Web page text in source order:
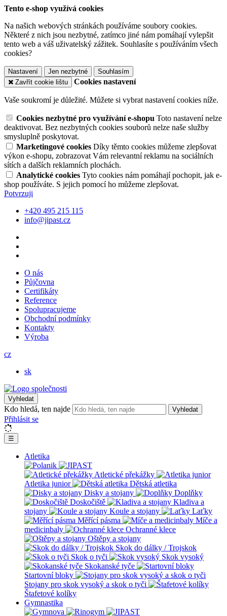
Tento e-shop využívá cookies
Na našich webových stránkách používáme soubory cookies.
Některé z nich jsou nezbytné, zatímco jiné nám pomáhají vylepšit
tento web a váš uživatelský zážitek. Souhlasíte s používáním všech
cookies?
Nastavení Jen nezbytné
Souhlasím
Zavřít cookie lištu
Cookies nastavení
Vaše soukromí je důležité. Můžete si vybrat nastavení cookies níže.
Cookies nezbytné pro využívání e-shopu Toto nastavení nelze
deaktivovat. Bez nezbytných cookies souborů nelze naše služby
smysluplně poskytovat.
Marketingové cookies Díky těmto cookies můžeme zlepšovat
výkon e-shopu, zobrazovat Vám relevantní reklamu na sociálních
sítích a dalších reklamních plochách.
Analytické cookies Tyto cookies nám pomáhají pochopit, jak e-
shop používáte. S jejich pomocí ho můžeme zlepšovat.
Potvrzuji
+420 495 215 115
info@jipast.cz
O nás
Půjčovna
Certifikáty
Reference
Spolupracujeme
Obchodní podmínky
Kontakty
Výroba
cz
sk
Vyhledat
Kdo hledá, ten najde Vyhledat
Přihlásit se
☰
Atletika
Atletické překážky
Atletika junior
Dětská atletika
Disky a stojany
Doplňky
Doskočiště
Kladiva a
stojany
Koule a stojany
Laťky
Měřící pásma
Míče a
medicinbaly
Ochranné klece
Oštěpy a stojany
Skok do dálky / Trojskok
Skok o tyči
Skok vysoký
Skokanské tyče
Startovní bloky
Stojany pro skok vysoký a skok o tyči
Štafetové kolíky
Gymnastika